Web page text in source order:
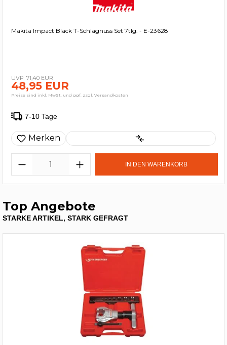
Makita Impact Black T-Schlagnuss Set 7tlg. - E-23628
71,40 EUR
48,95 EUR
Preise sind inkl. MwSt. und ggf. zzgl. Versandkosten
7-10 Tage
Merken
IN DEN WARENKORB
Top Angebote
STARKE ARTIKEL, STARK GEFRAGT